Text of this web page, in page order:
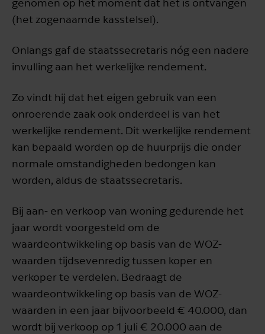
genomen op het moment dat het is ontvangen
(het zogenaamde kasstelsel).
Onlangs gaf de staatssecretaris nóg een nadere
invulling aan het werkelijke rendement.
Zo vindt hij dat het eigen gebruik van een
onroerende zaak ook onderdeel is van het
werkelijke rendement. Dit werkelijke rendement
kan bepaald worden op de huurprijs die onder
normale omstandigheden bedongen kan
worden, aldus de staatssecretaris.
Bij aan- en verkoop van woning gedurende het
jaar wordt voorgesteld om de
waardeontwikkeling op basis van de WOZ-
waarden tijdsevenredig tussen koper en
verkoper te verdelen. Bedraagt de
waardeontwikkeling op basis van de WOZ-
waarden in een jaar bijvoorbeeld € 40.000, dan
wordt bij verkoop op 1 juli € 20.000 aan de